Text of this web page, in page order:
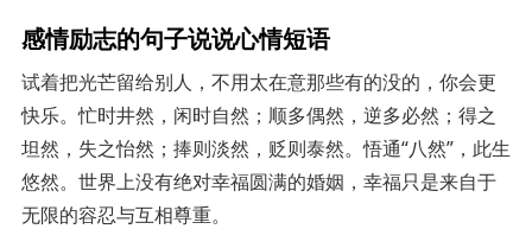
感情励志的句子说说心情短语
试着把光芒留给别人，不用太在意那些有的没的，你会更
快乐。忙时井然，闲时自然；顺多偶然，逆多必然；得之
坦然，失之怡然；捧则淡然，贬则泰然。悟通“八然”，此生
悠然。世界上没有绝对幸福圆满的婚姻，幸福只是来自于
无限的容忍与互相尊重。